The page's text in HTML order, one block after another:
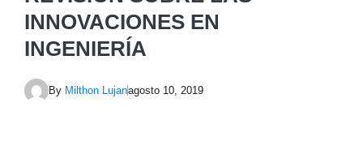
INNOVACIONES EN
INGENIERÍA
By Milthon Lujanagosto 10, 2019